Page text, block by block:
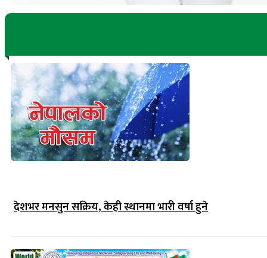
देशभर मनसुन सक्रिय, केही स्थानमा भारी वर्षा हुने